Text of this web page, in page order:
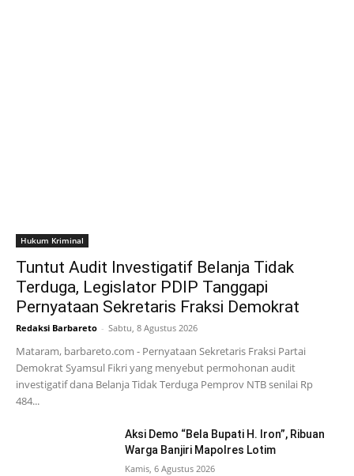
Hukum Kriminal
Tuntut Audit Investigatif Belanja Tidak
Terduga, Legislator PDIP Tanggapi
Pernyataan Sekretaris Fraksi Demokrat
Redaksi Barbareto - Sabtu, 8 Agustus 2026
Mataram, barbareto.com - Pernyataan Sekretaris Fraksi Partai
Demokrat Syamsul Fikri yang menyebut permohonan audit
investigatif dana Belanja Tidak Terduga Pemprov NTB senilai Rp
484...
Aksi Demo “Bela Bupati H. Iron”, Ribuan
Warga Banjiri Mapolres Lotim
Kamis, 6 Agustus 2026